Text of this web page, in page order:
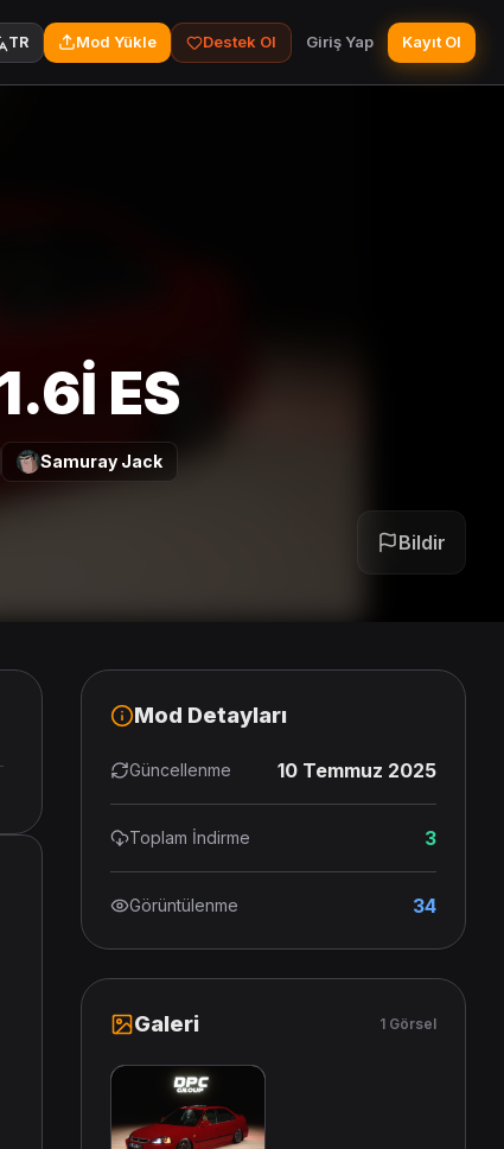
TR Mod Yükle Destek Ol Giriş Yap Kayıt Ol
ES
Samuray Jack
Bildir
Mod Detayları
Güncellenme 10 Temmuz 2025
Toplam İndirme 3
Görüntülenme 34
Galeri 1 Görsel